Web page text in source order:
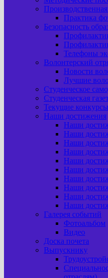
Практика
Безопасность
Телефоны
Волонтерский
Новости
Лучшие
Студенческое
Студенческая
Текущие конкурсы
Наши достижения
Наши
Наши
Наши
Наши
Наши
Наши
Наши
Наши
Наши
Наши
Галерея событий
Фотоальбом
Видео
Доска почета
Выпускнику